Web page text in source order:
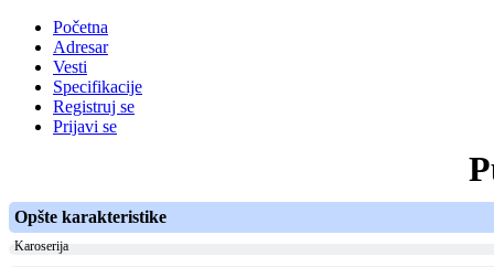
Početna
Adresar
Vesti
Specifikacije
Registruj se
Prijavi se
Opšte karakteristike
Karoserija